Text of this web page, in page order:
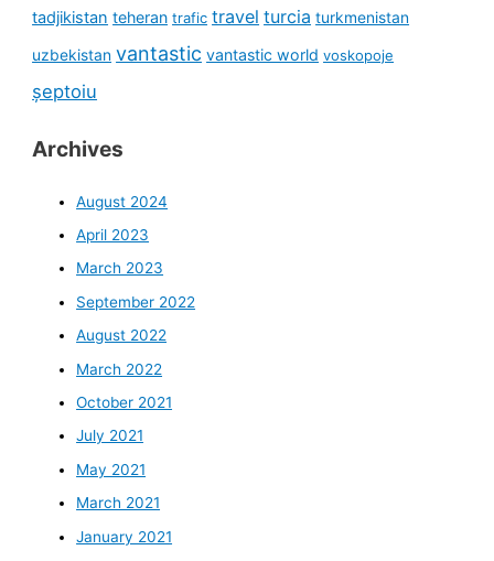
tadjikistan teheran trafic travel turcia turkmenistan
uzbekistan vantastic vantastic world voskopoje
șeptoiu
Archives
August 2024
April 2023
March 2023
September 2022
August 2022
March 2022
October 2021
July 2021
May 2021
March 2021
January 2021